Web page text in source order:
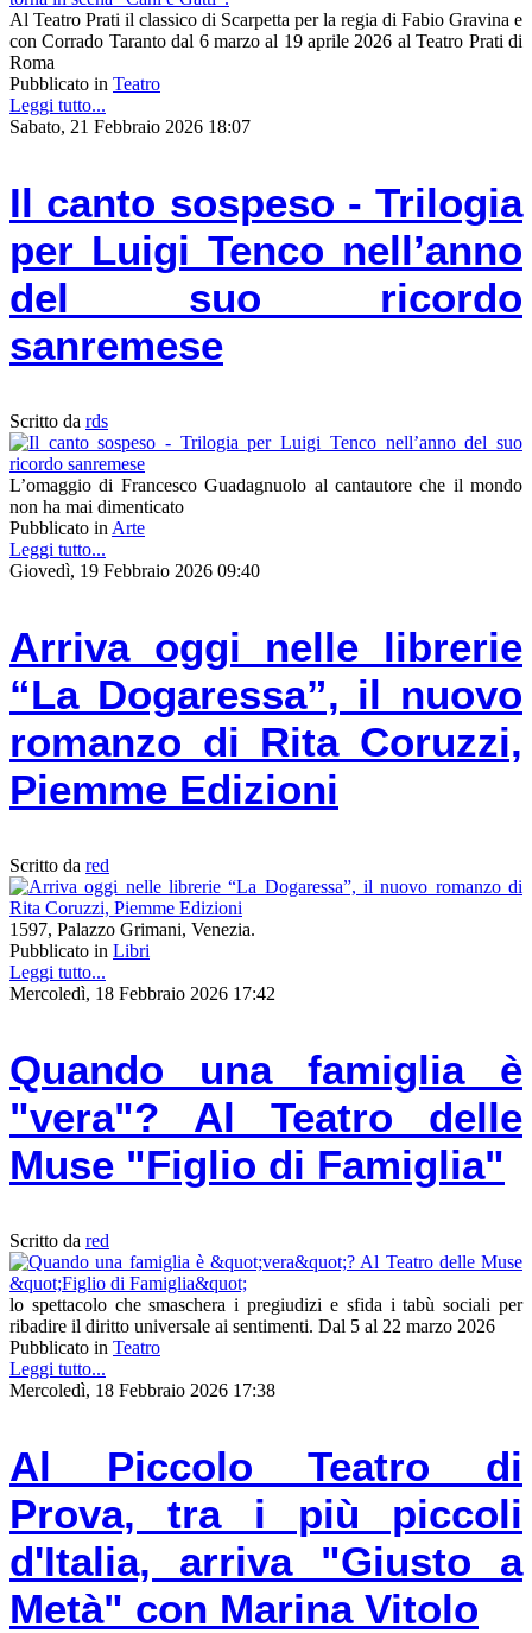
Al Teatro Prati il classico di Scarpetta per la regia di Fabio Gravina e
con Corrado Taranto dal 6 marzo al 19 aprile 2026 al Teatro Prati di
Roma
Pubblicato in Teatro
Leggi tutto...
Sabato, 21 Febbraio 2026 18:07
Il canto sospeso - Trilogia
per Luigi Tenco nell’anno
del suo ricordo
sanremese
Scritto da rds
L’omaggio di Francesco Guadagnuolo al cantautore che il mondo
non ha mai dimenticato
Pubblicato in Arte
Leggi tutto...
Giovedì, 19 Febbraio 2026 09:40
Arriva oggi nelle librerie
“La Dogaressa”, il nuovo
romanzo di Rita Coruzzi,
Piemme Edizioni
Scritto da red
1597, Palazzo Grimani, Venezia.
Pubblicato in Libri
Leggi tutto...
Mercoledì, 18 Febbraio 2026 17:42
Quando una famiglia è
"vera"? Al Teatro delle
Muse "Figlio di Famiglia"
Scritto da red
lo spettacolo che smaschera i pregiudizi e sfida i tabù sociali per
ribadire il diritto universale ai sentimenti. Dal 5 al 22 marzo 2026
Pubblicato in Teatro
Leggi tutto...
Mercoledì, 18 Febbraio 2026 17:38
Al Piccolo Teatro di
Prova, tra i più piccoli
d'Italia, arriva "Giusto a
Metà" con Marina Vitolo